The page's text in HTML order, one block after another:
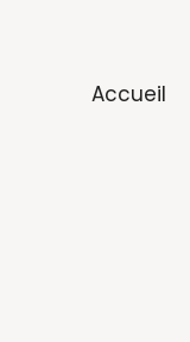
Accueil